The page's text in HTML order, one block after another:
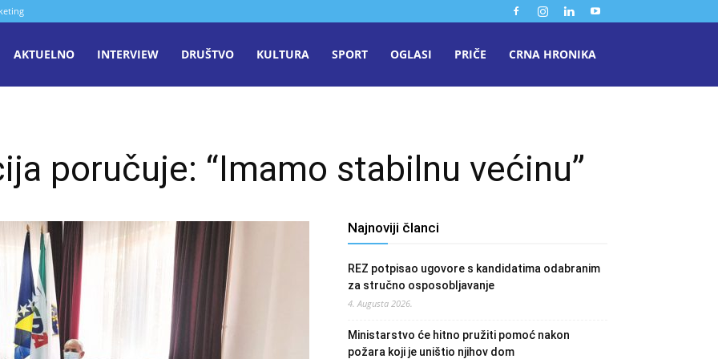
AKTUELNO INTERVIEW DRUŠTVO KULTURA SPORT OGLASI PRIČE CRNA HRONIKA
poručuje: “Imamo stabilnu većinu”
Najnoviji članci
REZ potpisao ugovore s kandidatima odabranim
za stručno osposobljavanje
4. Augusta 2026.
Ministarstvo će hitno pružiti pomoć nakon
požara koji je uništio njihov dom